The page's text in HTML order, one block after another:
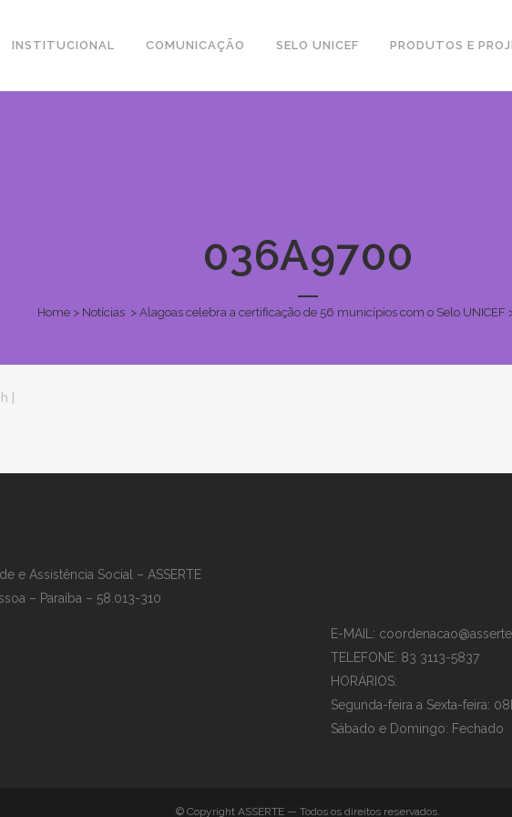
INSTITUCIONAL COMUNICAÇÃO SELO UNICEF PRODUTOS E
036A9700
Home > Notícias > Alagoas celebra a certificação de 56 municípios com o Selo UNICEF
e Assistência Social – ASSERTE
– Paraíba – 58.013-310
E-MAIL:
TELEFONE: 83 3113-5837
HORÁRIOS:
Segunda-feira a Sexta-feira:
Sábado e Domingo: Fechado
© Copyright ASSERTE — Todos os direitos reservados.